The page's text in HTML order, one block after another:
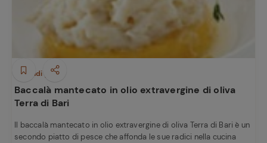
Secondi piatti
Baccalà mantecato in olio extravergine di oliva
Terra di Bari
Il baccalà mantecato in olio extravergine di oliva Terra di Bari è un
secondo piatto di pesce che affonda le sue radici nella cucina